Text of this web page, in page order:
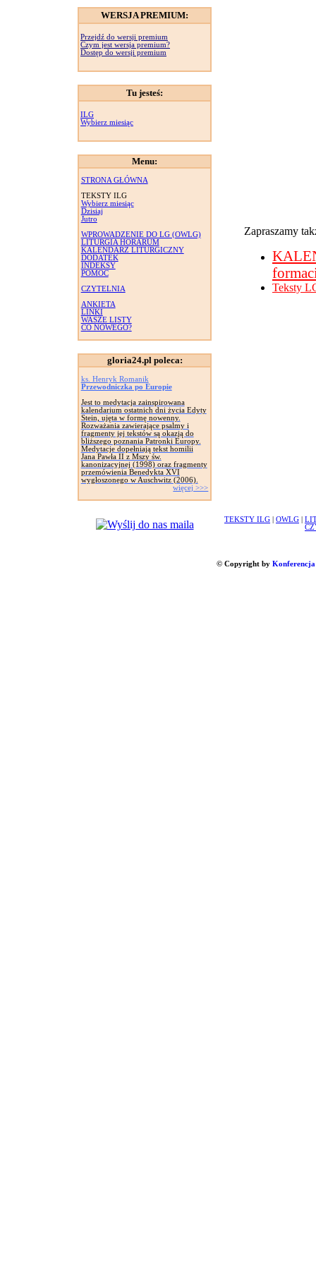
WERSJA PREMIUM:
Przejdź do wersji premium
Czym jest wersja premium?
Dostęp do wersji premium
Tu jesteś:
ILG
Wybierz miesiąc
Menu:
STRONA GŁÓWNA
TEKSTY ILG
Wybierz miesiąc
Dzisiaj
Jutro
WPROWADZENIE DO LG (OWLG)
LITURGIA HORARUM
KALENDARZ LITURGICZNY
DODATEK
INDEKSY
POMOC
CZYTELNIA
ANKIETA
LINKI
WASZE LISTY
CO NOWEGO?
gloria24.pl poleca:
ks. Henryk Romanik
Przewodniczka po Europie
Jest to medytacja zainspirowana
kalendarium ostatnich dni życia Edyty
Stein, ujęta w formę nowenny.
Rozważania zawierające psalmy i
fragmenty jej tekstów są okazją do
bliższego poznania Patronki Europy.
Medytacje dopełniają tekst homilii
Jana Pawła II z Mszy św.
kanonizacyjnej (1998) oraz fragmenty
przemówienia Benedykta XVI
wygłoszonego w Auschwitz (2006).
więcej >>>
Zapraszamy
Teksty
TEKSTY ILG OWLG
© Copyright by Konferencja